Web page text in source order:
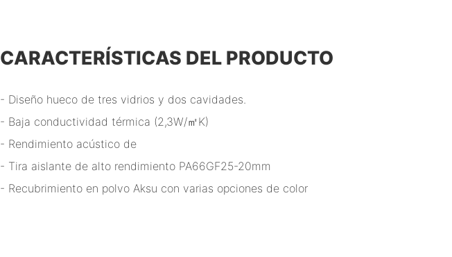
CARACTERÍSTICAS DEL PRODUCTO
- Diseño hueco de tres vidrios y dos cavidades.
- Baja conductividad térmica (2,3W/㎡K)
- Rendimiento acústico de
- Tira aislante de alto rendimiento PA66GF25-20mm
- Recubrimiento en polvo Aksu con varias opciones de color